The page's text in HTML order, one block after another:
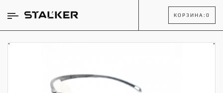
КОРЗИНА: 0